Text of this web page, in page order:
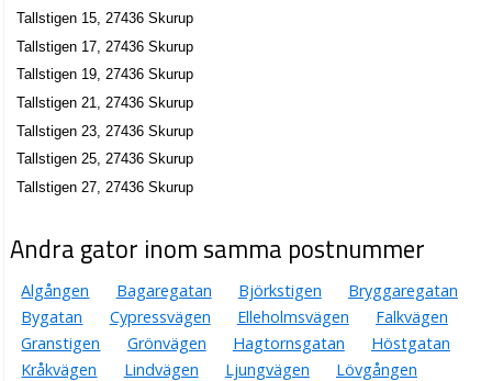
Tallstigen 15, 27436 Skurup
Tallstigen 17, 27436 Skurup
Tallstigen 19, 27436 Skurup
Tallstigen 21, 27436 Skurup
Tallstigen 23, 27436 Skurup
Tallstigen 25, 27436 Skurup
Tallstigen 27, 27436 Skurup
Andra gator inom samma postnummer
Algången Bagaregatan Björkstigen
Bryggaregatan
Bygatan
Cypressvägen Elleholmsvägen
Falkvägen
Granstigen
Grönvägen Hagtornsgatan
Höstgatan
Kråkvägen
Lindvägen Ljungvägen
Lövgången